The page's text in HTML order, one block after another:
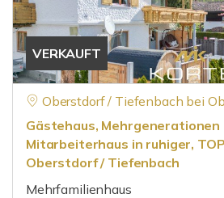
VERKAUFT
Oberstdorf / Tiefenbach bei
Gästehaus, Mehrgenerationen
Mitarbeiterhaus in ruhiger,
Oberstdorf / Tiefenbach
Mehrfamilienhaus